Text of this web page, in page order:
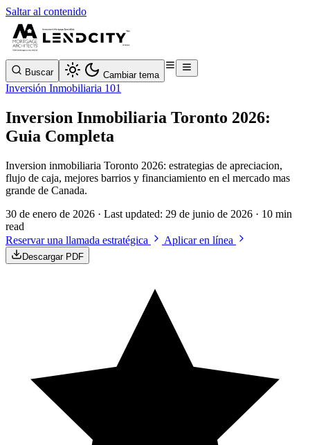
Saltar al contenido
Buscar Cambiar tema
Inversión Inmobiliaria 101
Inversion Inmobiliaria Toronto 2026:
Guia Completa
Inversion inmobiliaria Toronto 2026: estrategias de apreciacion,
flujo de caja, mejores barrios y financiamiento en el mercado mas
grande de Canada.
30 de enero de 2026 · Last updated: 29 de junio de 2026 · 10 min
read
Reservar una llamada estratégica
Aplicar en línea
Descargar PDF